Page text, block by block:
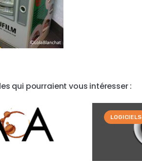
qui pourraient vous intéresser :
LOGICIELS